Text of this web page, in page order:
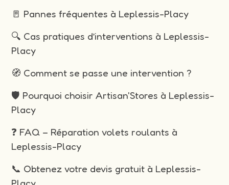
🚪 Pannes fréquentes à Leplessis-Placy
🔍 Cas pratiques d’interventions à Leplessis-
Placy
🧭 Comment se passe une intervention ?
🛡️ Pourquoi choisir Artisan'Stores à Leplessis-
Placy
❓ FAQ – Réparation volets roulants à
Leplessis-Placy
📞 Obtenez votre devis gratuit à Leplessis-